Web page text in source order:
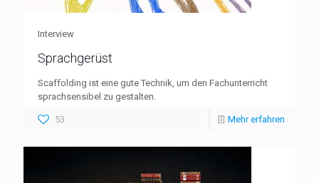
Interview
Sprachgerüst
Scaffolding ist eine gute Technik, um den Fachunterricht
sprachsensibel zu gestalten.
53 Mehr erfahren